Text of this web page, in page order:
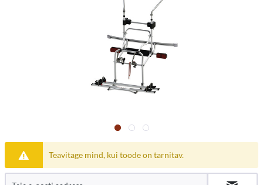
Teavitage mind, kui toode on tarnitav.